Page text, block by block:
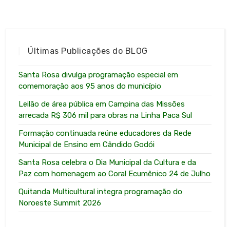
Últimas Publicações do BLOG
Santa Rosa divulga programação especial em
comemoração aos 95 anos do município
Leilão de área pública em Campina das Missões
arrecada R$ 306 mil para obras na Linha Paca Sul
Formação continuada reúne educadores da Rede
Municipal de Ensino em Cândido Godói
Santa Rosa celebra o Dia Municipal da Cultura e da
Paz com homenagem ao Coral Ecumênico 24 de Julho
Quitanda Multicultural integra programação do
Noroeste Summit 2026